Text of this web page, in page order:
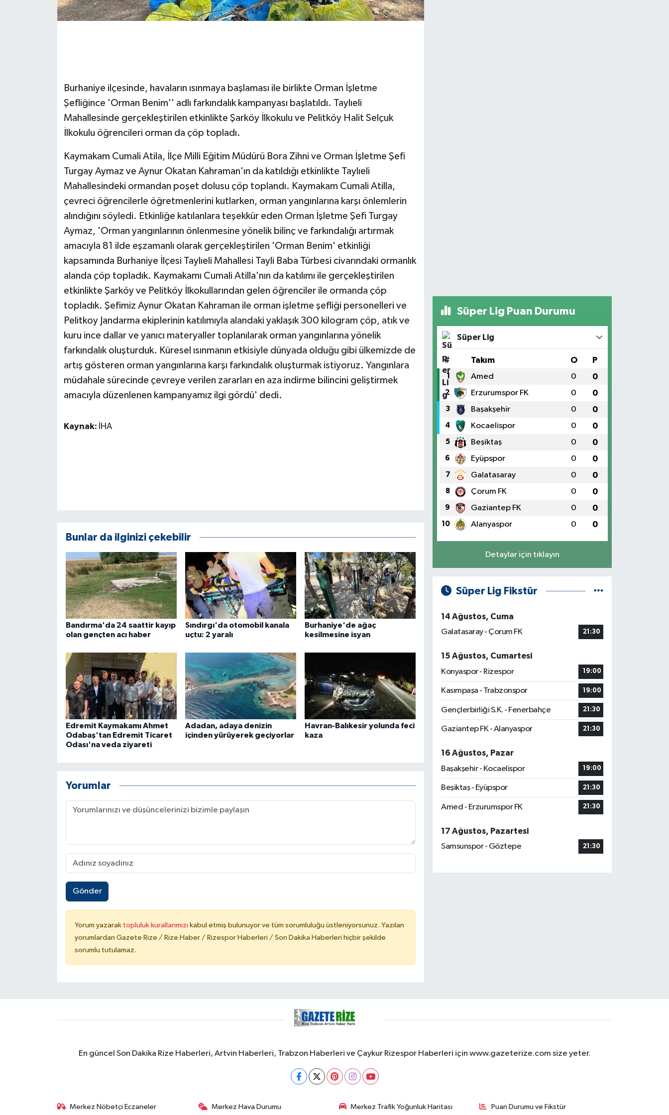
Burhaniye ilçesinde, havaların ısınmaya başlaması ile birlikte Orman İşletme
Şefliğince 'Orman Benim'' adlı farkındalık kampanyası başlatıldı. Taylıeli
Mahallesinde gerçekleştirilen etkinlikte Şarköy İlkokulu ve Pelitköy Halit Selçuk
İlkokulu öğrencileri orman da çöp topladı.
Kaymakam Cumali Atila, İlçe Milli Eğitim Müdürü Bora Zihni ve Orman İşletme Şefi
Turgay Aymaz ve Aynur Okatan Kahraman'ın da katıldığı etkinlikte Taylıeli
Mahallesindeki ormandan poşet dolusu çöp toplandı. Kaymakam Cumali Atilla,
çevreci öğrencilerle öğretmenlerini kutlarken, orman yangınlarına karşı önlemlerin
alındığını söyledi. Etkinliğe katılanlara teşekkür eden Orman İşletme Şefi Turgay
Aymaz, 'Orman yangınlarının önlenmesine yönelik bilinç ve farkındalığı artırmak
amacıyla 81 ilde eşzamanlı olarak gerçekleştirilen 'Orman Benim' etkinliği
kapsamında Burhaniye İlçesi Taylıeli Mahallesi Tayli Baba Türbesi civarındaki ormanlık
alanda çöp topladık. Kaymakamı Cumali Atilla'nın da katılımı ile gerçekleştirilen
etkinlikte Şarköy ve Pelitköy İlkokullarından gelen öğrenciler ile ormanda çöp
topladık. Şefimiz Aynur Okatan Kahraman ile orman işletme şefliği personelleri ve
Pelitkoy Jandarma ekiplerinin katılımıyla alandaki yaklaşık 300 kilogram çöp, atık ve
kuru ince dallar ve yanıcı materyaller toplanılarak orman yangınlarına yönelik
farkındalık oluşturduk. Küresel ısınmanın etkisiyle dünyada olduğu gibi ülkemizde de
artış gösteren orman yangınlarına karşı farkındalık oluşturmak istiyoruz. Yangınlara
müdahale sürecinde çevreye verilen zararları en aza indirme bilincini geliştirmek
amacıyla düzenlenen kampanyamız ilgi gördü' dedi.
Kaynak: İHA
Bunlar da ilginizi çekebilir
Bandırma'da 24 saattir kayıp
olan gençten acı haber
Sındırgı'da otomobil kanala
uçtu: 2 yaralı
Burhaniye'de ağaç
kesilmesine isyan
Edremit Kaymakamı Ahmet
Odabaş'tan Edremit Ticaret
Odası'na veda ziyareti
Adadan, adaya denizin
içinden yürüyerek geçiyorlar
Havran-Balıkesir yolunda feci
kaza
Yorumlar
Gönder
Yorum yazarak topluluk kurallarımızı kabul etmiş bulunuyor ve tüm sorumluluğu üstleniyorsunuz. Yazılan
yorumlardan Gazete Rize / Rize Haber / Rizespor Haberleri / Son Dakika Haberleri hiçbir şekilde
sorumlu tutulamaz.
Süper Lig Puan Durumu
Süper Lig
# Takım O P
1 Amed 0 0
2 Erzurumspor FK 0 0
3 Başakşehir 0 0
4 Kocaelispor 0 0
5 Beşiktaş 0 0
6 Eyüpspor 0 0
7 Galatasaray 0 0
8 Çorum FK 0 0
9 Gaziantep FK 0 0
10 Alanyaspor 0 0
Detaylar için tıklayın
Süper Lig Fikstür
14 Ağustos, Cuma
Galatasaray - Çorum FK
21:30
15 Ağustos, Cumartesi
Konyaspor - Rizespor
19:00
Kasımpaşa - Trabzonspor 19:00
Gençlerbirliği S.K. - Fenerbahçe 21:30
Gaziantep FK - Alanyaspor 21:30
16 Ağustos, Pazar
Başakşehir - Kocaelispor
19:00
Beşiktaş - Eyüpspor 21:30
Amed - Erzurumspor FK 21:30
17 Ağustos, Pazartesi
Samsunspor - Göztepe
21:30
En güncel Son Dakika Rize Haberleri, Artvin Haberleri, Trabzon Haberleri ve Çaykur Rizespor Haberleri için www.gazeterize.com size yeter.
Merkez Nöbetçi Eczaneler Merkez Hava Durumu Merkez Trafik Yoğunluk Haritası Puan Durumu ve Fikstür
HABERDE İNSAN
Jandarma
KÜLTÜR SANAT
MAGAZİN
Otomobil
POLİTİKA
SPOR HABERLERİ